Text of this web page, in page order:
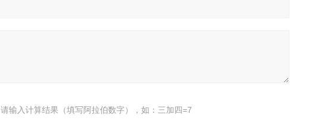
请输入计算结果（填写阿拉伯数字），如：三加四=7